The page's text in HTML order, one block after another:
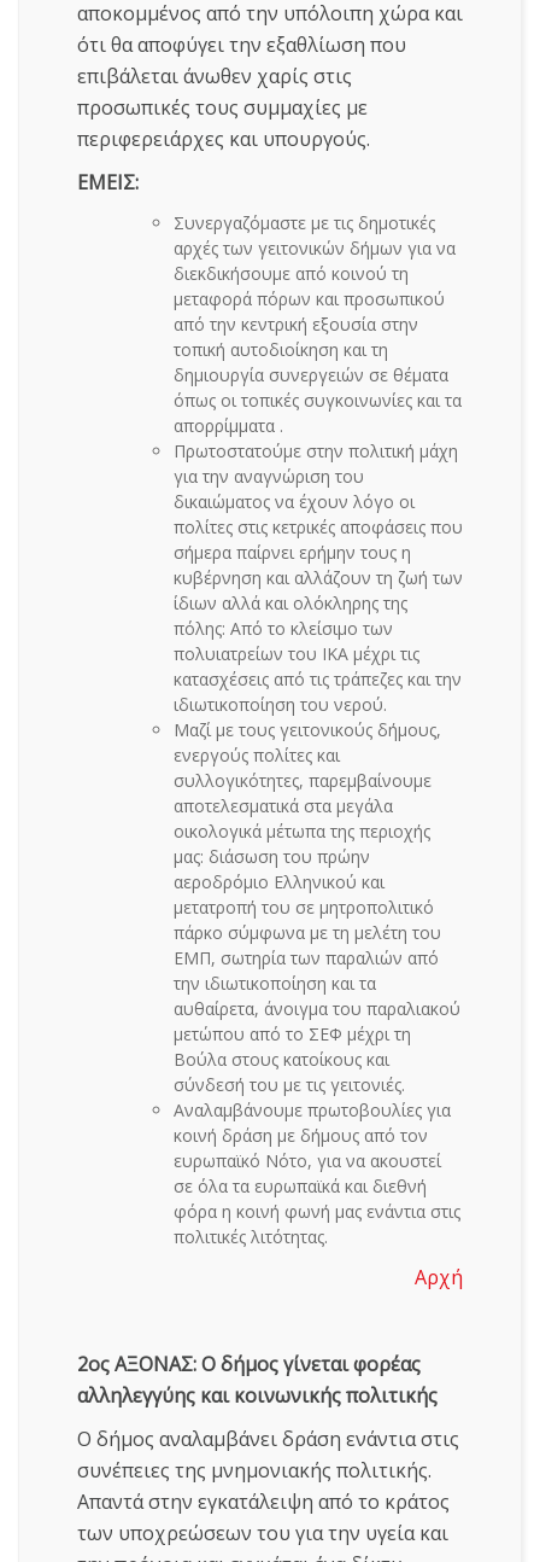
αποκομμένος από την υπόλοιπη χώρα και
ότι θα αποφύγει την εξαθλίωση που
επιβάλεται άνωθεν χαρίς στις
προσωπικές τους συμμαχίες με
περιφερειάρχες και υπουργούς.
ΕΜΕΙΣ:
Συνεργαζόμαστε με τις δημοτικές
αρχές των γειτονικών δήμων για να
διεκδικήσουμε από κοινού τη
μεταφορά πόρων και προσωπικού
από την κεντρική εξουσία στην
τοπική αυτοδιοίκηση και τη
δημιουργία συνεργειών σε θέματα
όπως οι τοπικές συγκοινωνίες και τα
απορρίμματα .
Πρωτοστατούμε στην πολιτική μάχη
για την αναγνώριση του
δικαιώματος να έχουν λόγο οι
πολίτες στις κετρικές αποφάσεις που
σήμερα παίρνει ερήμην τους η
κυβέρνηση και αλλάζουν τη ζωή των
ίδιων αλλά και ολόκληρης της
πόλης: Από το κλείσιμο των
πολυιατρείων του ΙΚΑ μέχρι τις
κατασχέσεις από τις τράπεζες και την
ιδιωτικοποίηση του νερού.
Μαζί με τους γειτονικούς δήμους,
ενεργούς πολίτες και
συλλογικότητες, παρεμβαίνουμε
αποτελεσματικά στα μεγάλα
οικολογικά μέτωπα της περιοχής
μας: διάσωση του πρώην
αεροδρόμιο Ελληνικού και
μετατροπή του σε μητροπολιτικό
πάρκο σύμφωνα με τη μελέτη του
ΕΜΠ, σωτηρία των παραλιών από
την ιδιωτικοποίηση και τα
αυθαίρετα, άνοιγμα του παραλιακού
μετώπου από το ΣΕΦ μέχρι τη
Βούλα στους κατοίκους και
σύνδεσή του με τις γειτονιές.
Αναλαμβάνουμε πρωτοβουλίες για
κοινή δράση με δήμους από τον
ευρωπαϊκό Νότο, για να ακουστεί
σε όλα τα ευρωπαϊκά και διεθνή
φόρα η κοινή φωνή μας ενάντια στις
πολιτικές λιτότητας.
Αρχή
2ος ΑΞΟΝΑΣ: Ο δήμος γίνεται φορέας
αλληλεγγύης και κοινωνικής πολιτικής
Ο δήμος αναλαμβάνει δράση ενάντια στις
συνέπειες της μνημονιακής πολιτικής.
Απαντά στην εγκατάλειψη από το κράτος
των υποχρεώσεων του για την υγεία και